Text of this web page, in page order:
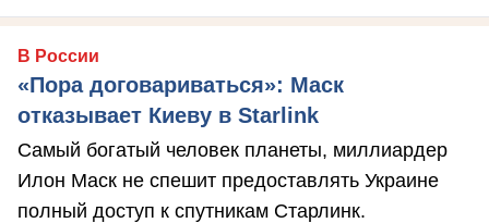
В России
«Пора договариваться»: Маск
отказывает Киеву в Starlink
Самый богатый человек планеты, миллиардер
Илон Маск не спешит предоставлять Украине
полный доступ к спутникам Старлинк.